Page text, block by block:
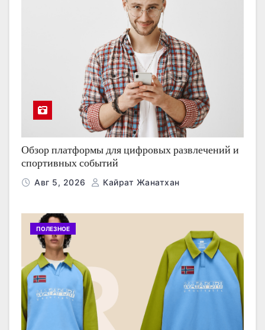
Обзор платформы для цифровых развлечений и
спортивных событий
Авг 5, 2026 Кайрат Жанатхан
ПОЛЕЗНОЕ